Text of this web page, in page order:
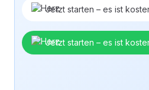
Jetzt starten – es ist
Jetzt starten – es ist